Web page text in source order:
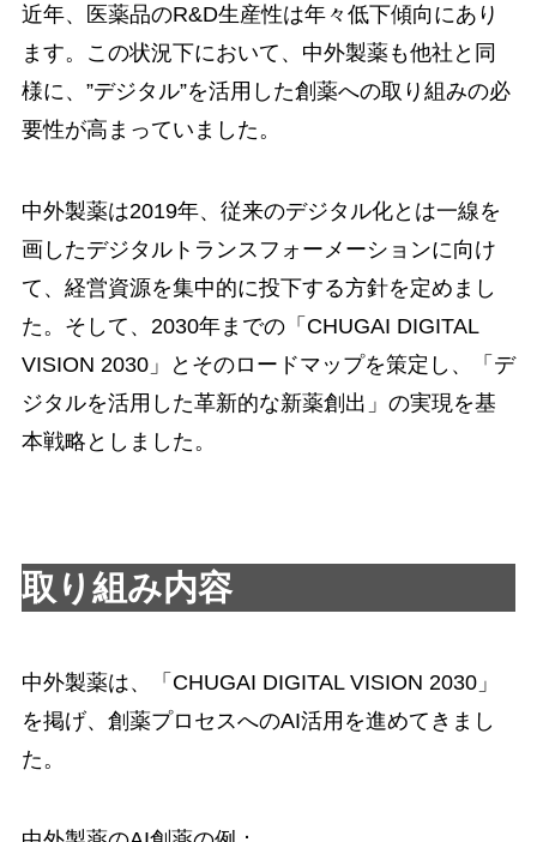
近年、医薬品のR&D生産性は年々低下傾向にあり
ます。この状況下において、中外製薬も他社と同
様に、”デジタル”を活用した創薬への取り組みの必
要性が高まっていました。
中外製薬は2019年、従来のデジタル化とは一線を
画したデジタルトランスフォーメーションに向け
て、経営資源を集中的に投下する方針を定めまし
た。そして、2030年までの「CHUGAI DIGITAL
VISION 2030」とそのロードマップを策定し、「デ
ジタルを活用した革新的な新薬創出」の実現を基
本戦略としました。
取り組み内容
中外製薬は、「CHUGAI DIGITAL VISION 2030」
を掲げ、創薬プロセスへのAI活用を進めてきまし
た。